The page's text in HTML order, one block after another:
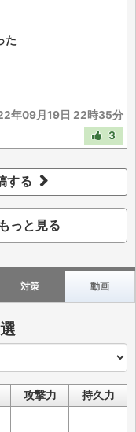
た
年09月19日 22時35分
3
する
っと見る
対策 動画
攻撃力 持久力